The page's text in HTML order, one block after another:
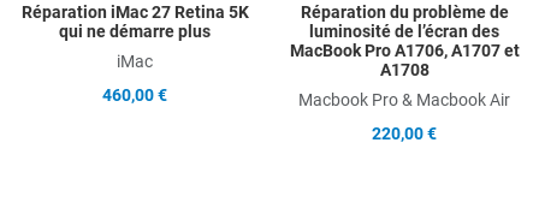
Réparation iMac 27 Retina 5K
qui ne démarre plus
iMac
460,00 €
Réparation du problème de
luminosité de l’écran des
MacBook Pro A1706, A1707 et
A1708
Macbook Pro & Macbook Air
220,00 €